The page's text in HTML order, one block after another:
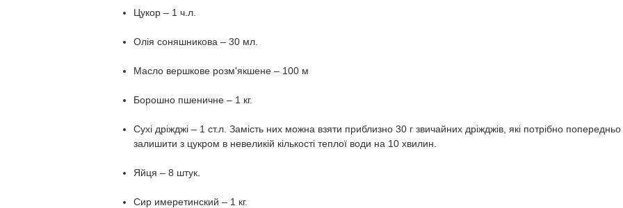
Цукор – 1 ч.л.
Олія соняшникова – 30 мл.
Масло вершкове розм'якшене – 100 м
Борошно пшеничне – 1 кг.
Сухі дріжджі – 1 ст.л. Замість них можна взяти приблизно 30 г звичайних дріжджів, які потрібно попередньо
залишити з цукром в невеликій кількості теплої води на 10 хвилин.
Яйця – 8 штук.
Сир имеретинский – 1 кг.